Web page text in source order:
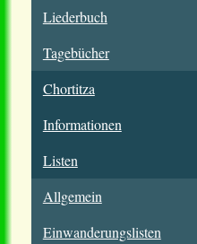
Liederbuch
Tagebücher
Chortitza
Informationen
Listen
Allgemein
Einwanderungslisten